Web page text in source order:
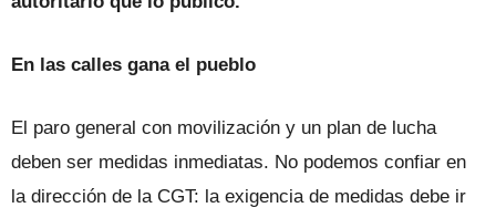
En las calles gana el pueblo
El paro general con movilización y un plan de lucha
deben ser medidas inmediatas. No podemos confiar en
la dirección de la CGT: la exigencia de medidas debe ir